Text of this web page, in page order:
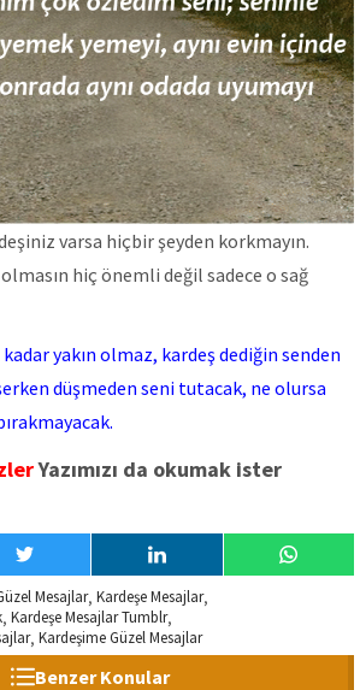
varsa hiçbir şeyden korkmayın.
olmasın hiç önemli değil sadece o sağ
yakın olmaz, kardeş dediğin senden
düşmeden seni tutacak, ne olursa
Yazımızı da okumak ister
Mesajlar, Kardeşe Mesajlar,
, Kardeşe Mesajlar Tumblr,
, Kardeşime Güzel Mesajlar
Benzer Konular